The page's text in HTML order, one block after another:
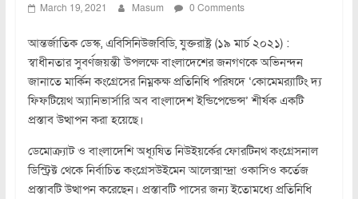
March 19, 2021 Masum 0 Comments
আন্তর্জাতিক ডেস্ক, এবিসিনিউজবিডি, যুক্তরাষ্ট্র (১৯ মার্চ ২০২১) :
স্বাধীনতার সুবর্ণজয়ন্তী উপলক্ষে বাংলাদেশের জনগণকে অভিনন্দন
জানাতে মার্কিন কংগ্রেসের নিম্নকক্ষ প্রতিনিধি পরিষদে ‘কোমেমর‌্যাটিং দ্য
ফিফটিয়েথ অ্যানিভার্সারি অব বাংলাদেশ ইন্ডিপেন্ডেন্স’ শীর্ষক একটি
প্রস্তাব উত্থাপন করা হয়েছে।
ডেমোক্র্যাট ও বাংলাদেশি অধ্যূষিত নিউইয়র্কের ফোরটিনথ কংগ্রেসনাল
ডিস্ট্রিক্ট থেকে নির্বাচিত কংগ্রেসউইমেন আলেক্সান্দ্রা ওকাসিও কর্তেজ
প্রস্তাবটি উত্থাপন করেছেন। প্রস্তাবটি পাসের জন্য ইতোমধ্যে প্রতিনিধি